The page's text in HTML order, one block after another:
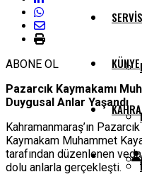
KÜNYE
ABONE OL
Pazarcık Kaymakamı
Duygusal Anlar Yaşandı
Kahramanmaraş’ın
Kaymakam Muhammet
tarafından düzenlenen
dolu anlarla gerçekleşti.